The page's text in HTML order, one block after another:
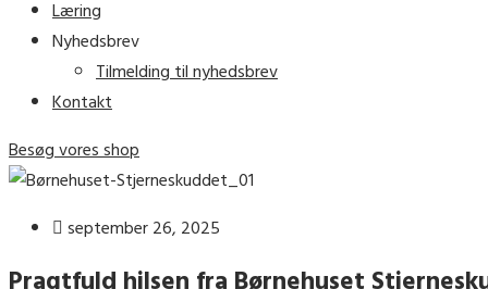
Læring
Nyhedsbrev
Tilmelding til nyhedsbrev
Kontakt
Besøg vores shop
september 26, 2025